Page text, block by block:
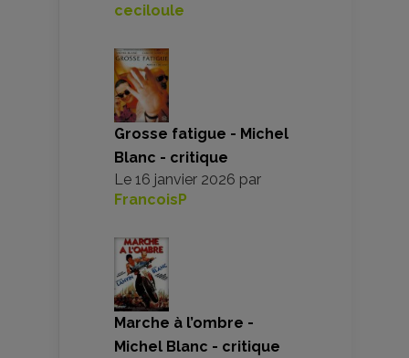
ceciloule
Grosse fatigue - Michel
Blanc - critique
Le 16 janvier 2026 par
FrancoisP
Marche à l’ombre -
Michel Blanc - critique